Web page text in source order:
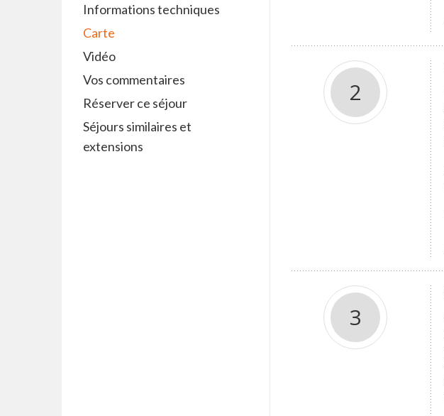
Informations techniques
Carte
Vidéo
Vos commentaires
Réserver ce séjour
Séjours similaires et
extensions
2
3